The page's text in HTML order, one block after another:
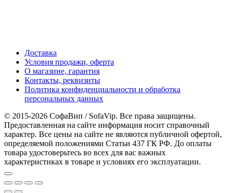
Доставка
Условия продажи, оферта
О магазине, гарантия
Контакты, реквизиты
Политика конфиденциальности и обработка
персональных данных
© 2015-2026 СофаВип / SofaVip. Все права защищены.
Предоставленная на сайте информация носит справочный
характер. Все цены на сайте не являются публичной офертой,
определяемой положениями Статьи 437 ГК РФ. До оплаты
товара удостоверьтесь во всех для вас важных
характеристиках в товаре и условиях его эксплуатации.